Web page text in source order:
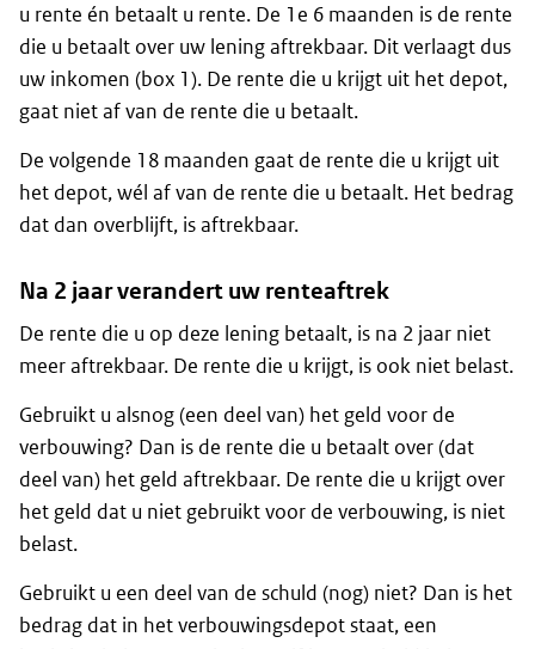
u rente én betaalt u rente. De 1e 6 maanden is de rente
die u betaalt over uw lening aftrekbaar. Dit verlaagt dus
uw inkomen (box 1). De rente die u krijgt uit het depot,
gaat niet af van de rente die u betaalt.
De volgende 18 maanden gaat de rente die u krijgt uit
het depot, wél af van de rente die u betaalt. Het bedrag
dat dan overblijft, is aftrekbaar.
Na 2 jaar verandert uw renteaftrek
De rente die u op deze lening betaalt, is na 2 jaar niet
meer aftrekbaar. De rente die u krijgt, is ook niet belast.
Gebruikt u alsnog (een deel van) het geld voor de
verbouwing? Dan is de rente die u betaalt over (dat
deel van) het geld aftrekbaar. De rente die u krijgt over
het geld dat u niet gebruikt voor de verbouwing, is niet
belast.
Gebruikt u een deel van de schuld (nog) niet? Dan is het
bedrag dat in het verbouwingsdepot staat, een